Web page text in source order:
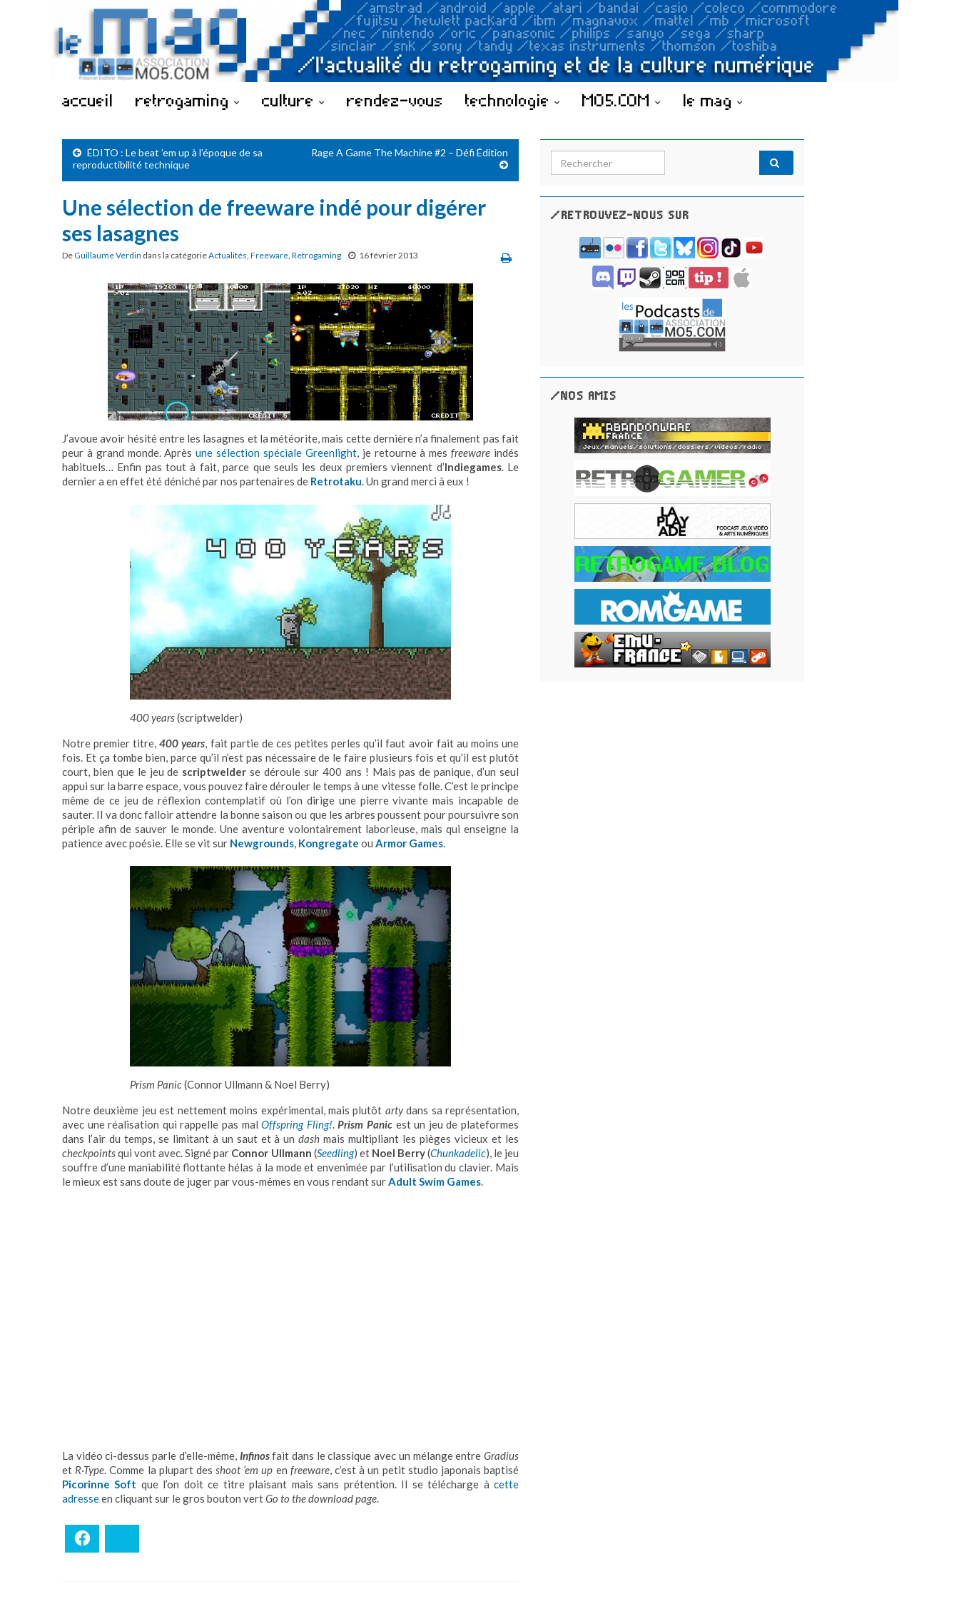
accueil retrogaming culture rendez-vous technologie MO5.COM le mag
ÉDITO : Le beat ’em up à l’époque de sa
reproductibilité technique
Rage A Game The Machine #2 – Défi Édition
Une sélection de freeware indé pour digérer
ses lasagnes
DeGuillaume Verdin dans la catégorieActualités, Freeware, Retrogaming 16 février 2013
J’avoue avoir hésité entre les lasagnes et la météorite, mais cette dernière n’a finalement pas fait
peur à grand monde. Aprèsune sélection spéciale Greenlight, je retourne à mesfreeware indés
habituels… Enfin pas tout à fait, parce que seuls les deux premiers viennent d’Indiegames. Le
dernier a en effet été déniché par nos partenaires de Retrotaku. Un grand merci à eux !
400 years(scriptwelder)
Notre premier titre,400 years , fait partie de ces petites perles qu’il faut avoir fait au moins une
fois. Et ça tombe bien, parce qu’il n’est pas nécessaire de le faire plusieurs fois et qu’il est plutôt
court, bien que le jeu de scriptwelder se déroule sur 400 ans ! Mais pas de panique, d’un seul
appui sur la barre espace, vous pouvez faire dérouler le temps à une vitesse folle. C’est le principe
même de ce jeu de réflexion contemplatif où l’on dirige une pierre vivante mais incapable de
sauter. Il va donc falloir attendre la bonne saison ou que les arbres poussent pour poursuivre son
périple afin de sauver le monde. Une aventure volontairement laborieuse, mais qui enseigne la
patience avec poésie. Elle se vit sur Newgrounds Kongregate ou Armor Games
Prism Panic(Connor Ullmann & Noel Berry)
Notre deuxième jeu est nettement moins expérimental, mais plutôt artydans sa représentation,
avec une réalisation qui rappelle pas malOffspring Fling!.Prism Panic est un jeu de plateformes
dans l’air du temps, se limitant à un saut et à undash mais multipliant les pièges vicieux et les
checkpointsqui vont avec. Signé par Connor Ullmann (Seedling) et Noel Berry(Chunkadelic), le jeu
souffre d’une maniabilité flottante hélas à la mode et envenimée par l’utilisation du clavier. Mais
le mieux est sans doute de juger par vous-mêmes en vous rendant surAdult Swim Games.
La vidéo ci-dessus parle d’elle-même, Infinosfait dans le classique avec un mélange entreGradius
et R·Type. Comme la plupart desshoot ’em up en freeware, c’est à un petit studio japonais baptisé
Picorinne Soft que l’on doit ce titre plaisant mais sans prétention. Il se télécharge àcette
adresseen cliquant sur le gros bouton vertGo to the download page.
Search for:
/RETROUVEZ-NOUS SUR
/NOS AMIS